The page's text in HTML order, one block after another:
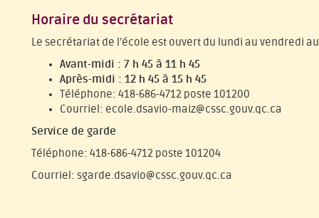
Horaire du secrétariat
Le secrétariat de l’école est ouvert du lundi au vendredi
Avant-midi : 7 h 45 à 11 h 45
Après-midi : 12 h 45 à 15 h 45
Téléphone: 418-686-4712 poste 101200
Courriel: ecole.dsavio-maiz@cssc.gouv.qc.ca
Service de garde
Téléphone: 418-686-4712 poste 101204
Courriel: sgarde.dsavio@cssc.gouv.qc.ca